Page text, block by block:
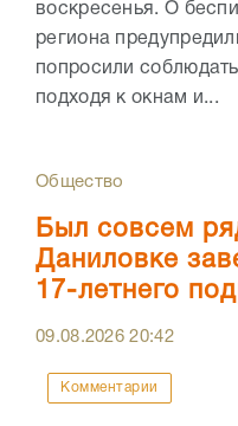
воскресенья. О
региона
попросили
подходя к окнам и...
Общество
Был совсем
Даниловке
17-летнего
09.08.202620:42
Комментарии